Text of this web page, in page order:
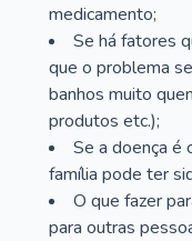
medicamento;
Se há fatores
que o problema
banhos muito
produtos etc.);
Se a doença é
família pode ter
O que fazer
para outras